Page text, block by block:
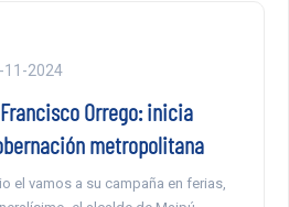
11-2024
Orrego: inicia
metropolitana
el vamos a su campaña en ferias,